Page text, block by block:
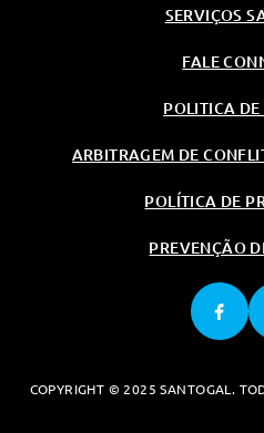
SERVIÇOS
FALE
POLITICA DE
ARBITRAGEM DE
POLÍTICA DE
PREVENÇÃO
COPYRIGHT © 2025 SANTOGAL.